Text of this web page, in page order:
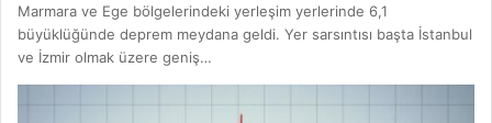
Marmara ve Ege bölgelerindeki yerleşim yerlerinde 6,1
büyüklüğünde deprem meydana geldi. Yer sarsıntısı başta İstanbul
ve İzmir olmak üzere geniş…